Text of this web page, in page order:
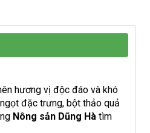
hương vị độc đáo và khó
đặc trưng, bột thảo quả
Nông sản Dũng Hà tìm